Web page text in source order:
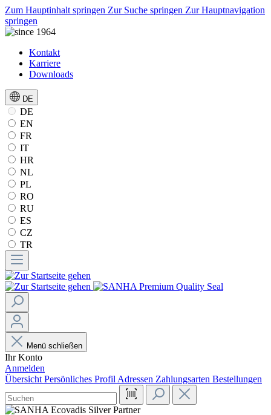
Zum Hauptinhalt springen Zur Suche springen Zur Hauptnavigation
springen
Kontakt
Karriere
Downloads
DE
DE
EN
FR
IT
HR
NL
PL
RO
RU
ES
CZ
TR
Menü schließen
Ihr Konto
Anmelden
Übersicht Persönliches Profil Adressen Zahlungsarten Bestellungen